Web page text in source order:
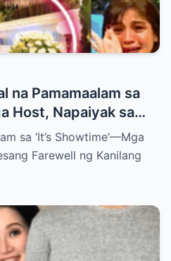
na Pamamaalam sa
Host, Napaiyak sa
ng Kanilang Kaibigan
sa ‘It’s Showtime’—Mga
Farewell ng Kanilang